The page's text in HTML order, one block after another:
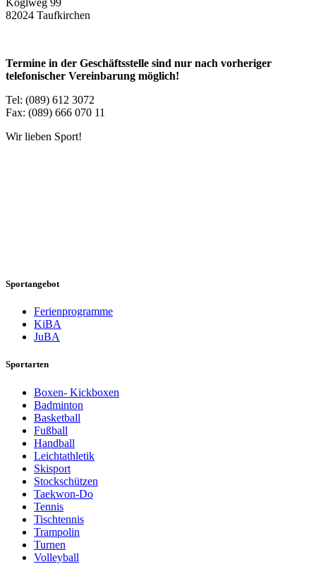
82024 Taufkirchen
Termine in der Geschäftsstelle sind nur nach vorheriger
telefonischer Vereinbarung möglich!
Tel: (089) 612 3072
Fax: (089) 666 070 11
Wir lieben Sport!
Sportangebot
Ferienprogramme
KiBA
JuBA
Sportarten
Boxen- Kickboxen
Badminton
Basketball
Fußball
Handball
Leichtathletik
Skisport
Stockschützen
Taekwon-Do
Tennis
Tischtennis
Trampolin
Turnen
Volleyball